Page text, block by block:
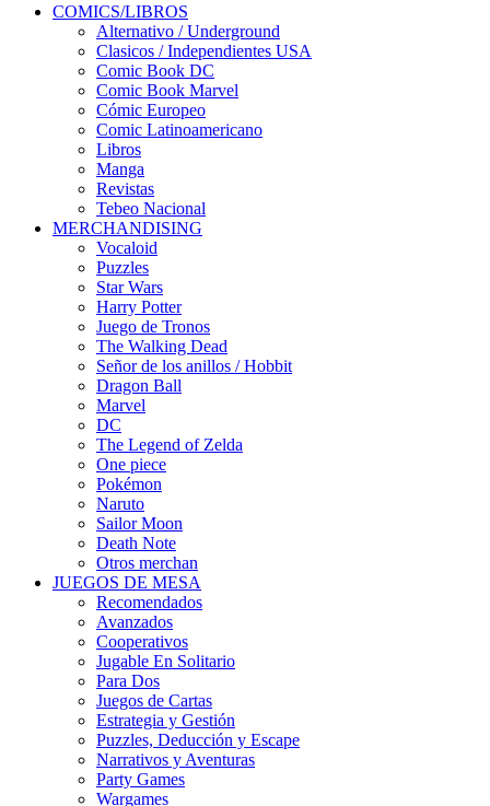
COMICS/LIBROS
Alternativo / Underground
Clasicos / Independientes USA
Comic Book DC
Comic Book Marvel
Cómic Europeo
Comic Latinoamericano
Libros
Manga
Revistas
Tebeo Nacional
MERCHANDISING
Vocaloid
Puzzles
Star Wars
Harry Potter
Juego de Tronos
The Walking Dead
Señor de los anillos / Hobbit
Dragon Ball
Marvel
DC
The Legend of Zelda
One piece
Pokémon
Naruto
Sailor Moon
Death Note
Otros merchan
JUEGOS DE MESA
Recomendados
Avanzados
Cooperativos
Jugable En Solitario
Para Dos
Juegos de Cartas
Estrategia y Gestión
Puzzles, Deducción y Escape
Narrativos y Aventuras
Party Games
Wargames